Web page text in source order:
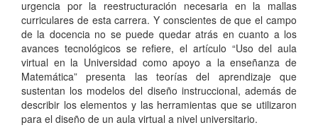
urgencia por la reestructuración necesaria en la mallas
curriculares de esta carrera. Y conscientes de que el campo
de la docencia no se puede quedar atrás en cuanto a los
avances tecnológicos se refiere, el artículo “Uso del aula
virtual en la Universidad como apoyo a la enseñanza de
Matemática” presenta las teorías del aprendizaje que
sustentan los modelos del diseño instruccional, además de
describir los elementos y las herramientas que se utilizaron
para el diseño de un aula virtual a nivel universitario.